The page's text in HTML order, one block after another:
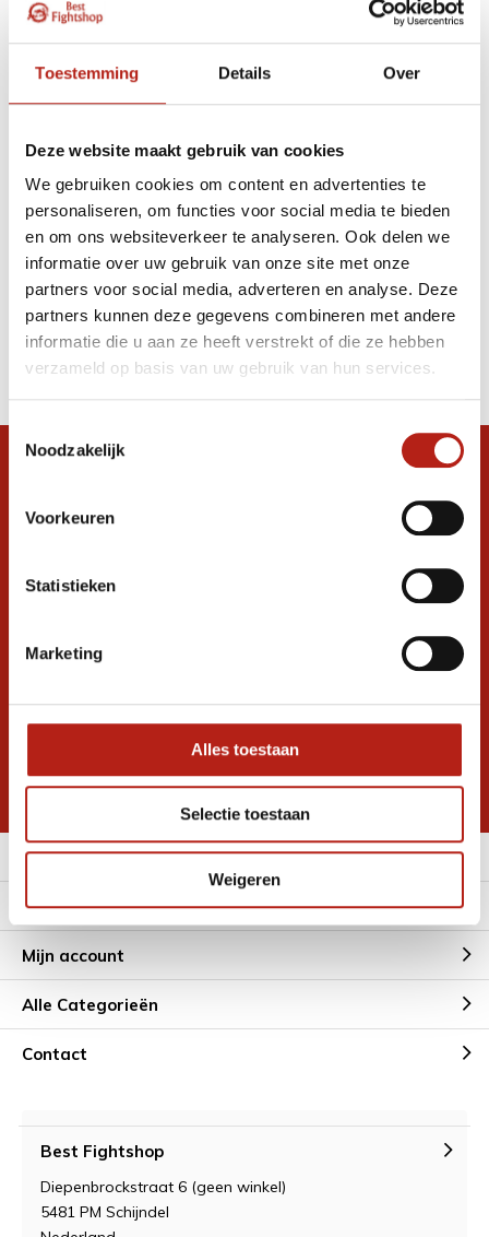
Toestemming Details Over
Deze website maakt gebruik van cookies
We gebruiken cookies om content en advertenties te
personaliseren, om functies voor social media te bieden
en om ons websiteverkeer te analyseren. Ook delen we
informatie over uw gebruik van onze site met onze
partners voor social media, adverteren en analyse. Deze
partners kunnen deze gegevens combineren met andere
informatie die u aan ze heeft verstrekt of die ze hebben
verzameld op basis van uw gebruik van hun services.
Toestemmingsselectie
Noodzakelijk
Voorkeuren
Statistieken
Marketing
Alles toestaan
Selectie toestaan
Weigeren
Apply filters
Producten getagd met
been beschermer zwart-
rood
Producten
Filter
Stel je vraag in de chat, en we helpen je
graag verder. 24/7
Volg ons
promoties
* Lees hier de wettelijke beperkingen
Meer informatie
Klantenservice
Mijn account
Alle Categorieën
Contact
Best Fightshop
Diepenbrockstraat 6 (geen winkel)
5481 PM Schijndel